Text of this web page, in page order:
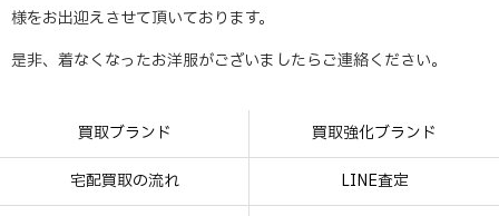
様をお出迎えさせて頂いております。
是非、着なくなったお洋服がございましたらご連絡ください。
買取ブランド 買取強化ブランド
宅配買取の流れ LINE査定